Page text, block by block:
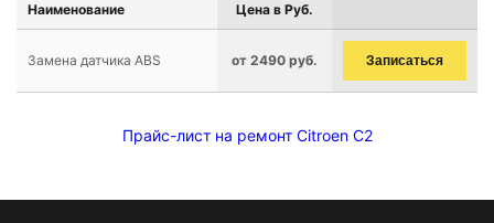
Наименование Цена в Руб.
Замена датчика ABS от 2490 руб. Записаться
Прайс-лист на ремонт Citroen C2